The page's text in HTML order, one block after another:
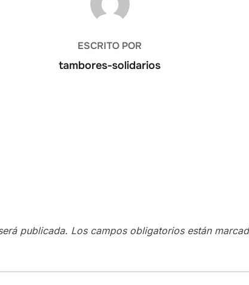
ESCRITO POR
tambores-solidarios
publicada. Los campos obligatorios están